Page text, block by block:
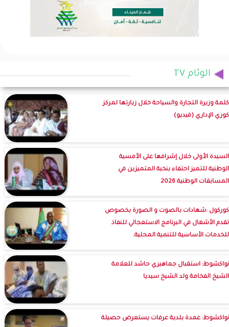
الوئام TV
كلمة وزيرة التجارة والسياحة خلال زيارتها لمركز
كوري الإداري (فيديو)
السيدة الأولى خلال إشرافها على الأمسية
الوطنية للتميز احتفاء بنخبة المتميزين في
المسابقات الوطنية 2026
كوركول :شهادات بالصوت و الصورة بخصوص
تقدم الأشغال في البرنامج الاستعجالي للنفاذ
للخدمات الأساسية للتنمية المحلية.
نواكشوط: استقبال جماهيري حاشد للعلامة
الشيخ الفخامة ولد الشيخ سيديا
نواكشوط: عمدة بلدية عرفات يستعرض حصيلة